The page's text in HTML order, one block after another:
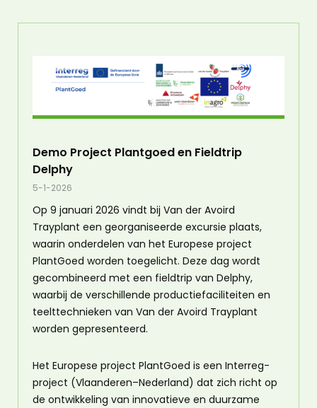
Demo Project Plantgoed en Fieldtrip
Delphy
5-1-2026
Op 9 januari 2026 vindt bij Van der Avoird
Trayplant een georganiseerde excursie plaats,
waarin onderdelen van het Europese project
PlantGoed worden toegelicht. Deze dag wordt
gecombineerd met een fieldtrip van Delphy,
waarbij de verschillende productiefaciliteiten en
teelttechnieken van Van der Avoird Trayplant
worden gepresenteerd.
Het Europese project PlantGoed is een Interreg-
project (Vlaanderen–Nederland) dat zich richt op
de ontwikkeling van innovatieve en duurzame